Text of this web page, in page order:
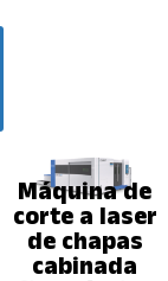
Máquina de
corte a laser
de chapas
cabinada